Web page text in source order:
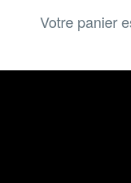
Votre panier